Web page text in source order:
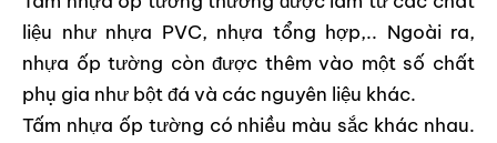
liệu như nhựa PVC, nhựa tổng hợp,.. Ngoài ra,
nhựa ốp tường còn được thêm vào một số chất
phụ gia như bột đá và các nguyên liệu khác.
Tấm nhựa ốp tường có nhiều màu sắc khác nhau.